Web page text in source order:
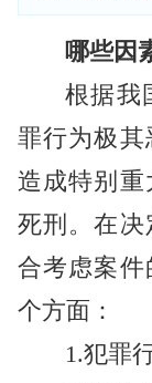
哪些因
根据我
罪行为极其
造成特别重
死刑。在
合考虑案
个方面：
1.犯罪